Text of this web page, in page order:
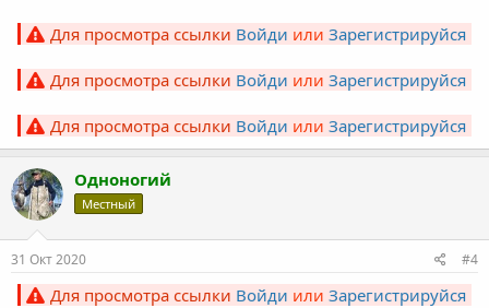
Для просмотра ссылки Войди или Зарегистрируйся
Для просмотра ссылки Войди или Зарегистрируйся
Для просмотра ссылки Войди или Зарегистрируйся
Одноногий
Местный
31 Окт 2020 #4
Для просмотра ссылки Войди или Зарегистрируйся